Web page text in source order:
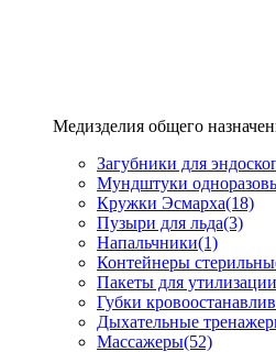
Медизделия общего
Загубники для
Мундштуки
Кружки Эсмарха(18)
Пузыри для льда(3)
Напальчники(1)
Контейнеры
Пакеты для утилизации
Губки
Дыхательные
Массажеры(52)